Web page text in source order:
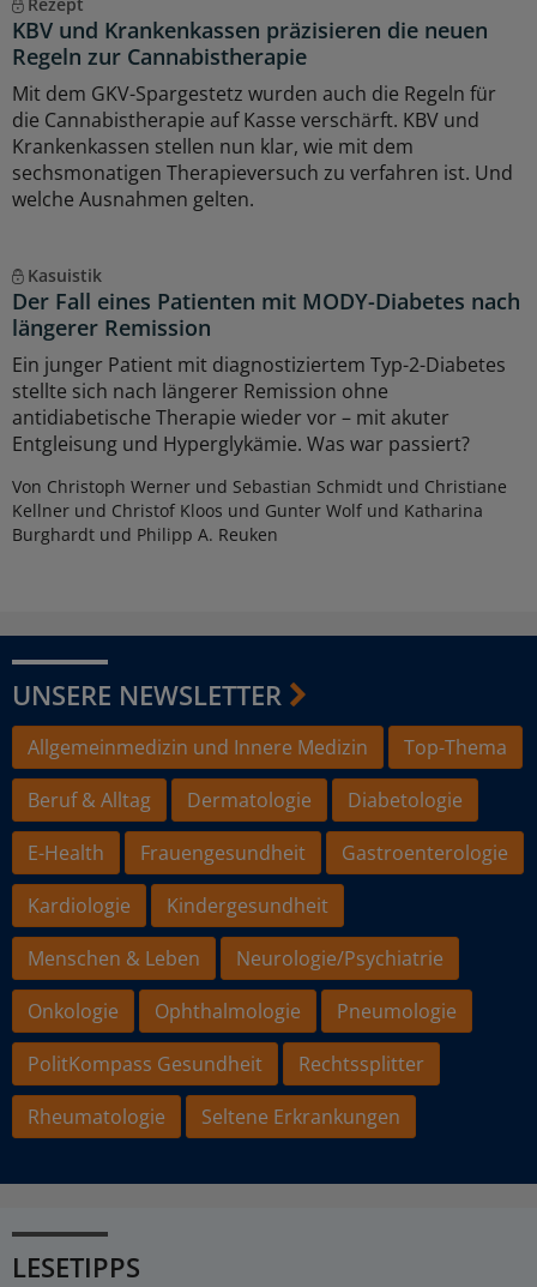
Rezept
KBV und Krankenkassen präzisieren die neuen
Regeln zur Cannabistherapie
Mit dem GKV-Spargestetz wurden auch die Regeln für
die Cannabistherapie auf Kasse verschärft. KBV und
Krankenkassen stellen nun klar, wie mit dem
sechsmonatigen Therapieversuch zu verfahren ist. Und
welche Ausnahmen gelten.
Kasuistik
Der Fall eines Patienten mit MODY-Diabetes nach
längerer Remission
Ein junger Patient mit diagnostiziertem Typ-2-Diabetes
stellte sich nach längerer Remission ohne
antidiabetische Therapie wieder vor – mit akuter
Entgleisung und Hyperglykämie. Was war passiert?
Von Christoph Werner und Sebastian Schmidt und Christiane
Kellner und Christof Kloos und Gunter Wolf und Katharina
Burghardt und Philipp A. Reuken
UNSERE NEWSLETTER
Allgemeinmedizin und Innere Medizin
Top-Thema
Beruf & Alltag
Dermatologie
Diabetologie
E-Health
Frauengesundheit
Gastroenterologie
Kardiologie
Kindergesundheit
Menschen & Leben
Neurologie/Psychiatrie
Onkologie
Ophthalmologie
Pneumologie
PolitKompass Gesundheit
Rechtssplitter
Rheumatologie
Seltene Erkrankungen
LESETIPPS